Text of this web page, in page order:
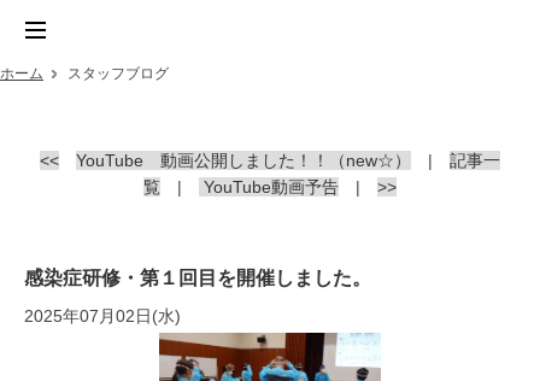
ホーム スタッフブログ
<< YouTube 動画公開しました！！（new☆） | 記事一
覧 | YouTube動画予告 | >>
感染症研修・第１回目を開催しました。
2025年07月02日(水)